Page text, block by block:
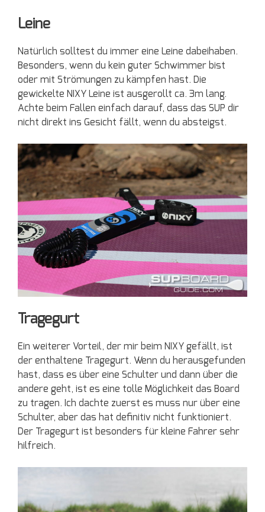
Leine
Natürlich solltest du immer eine Leine dabeihaben.
Besonders, wenn du kein guter Schwimmer bist
oder mit Strömungen zu kämpfen hast. Die
gewickelte NIXY Leine ist ausgerollt ca. 3m lang.
Achte beim Fallen einfach darauf, dass das SUP dir
nicht direkt ins Gesicht fällt, wenn du absteigst.
Tragegurt
Ein weiterer Vorteil, der mir beim NIXY gefällt, ist
der enthaltene Tragegurt. Wenn du herausgefunden
hast, dass es über eine Schulter und dann über die
andere geht, ist es eine tolle Möglichkeit das Board
zu tragen. Ich dachte zuerst es muss nur über eine
Schulter, aber das hat definitiv nicht funktioniert.
Der Tragegurt ist besonders für kleine Fahrer sehr
hilfreich.